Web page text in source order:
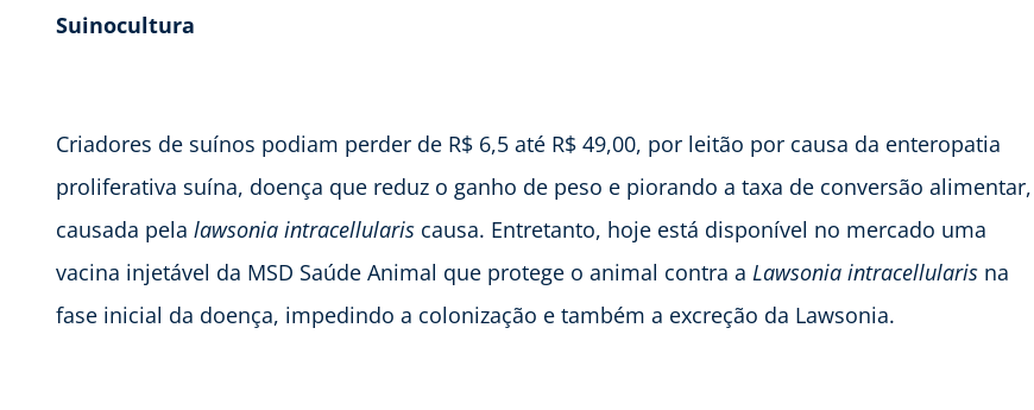
Suinocultura
Criadores de suínos podiam perder de R$ 6,5 até R$ 49,00, por leitão por causa da enteropatia
proliferativa suína, doença que reduz o ganho de peso e piorando a taxa de conversão alimentar,
causada pela lawsonia intracellularis causa. Entretanto, hoje está disponível no mercado uma
vacina injetável da MSD Saúde Animal que protege o animal contra a Lawsonia intracellularis na
fase inicial da doença, impedindo a colonização e também a excreção da Lawsonia.